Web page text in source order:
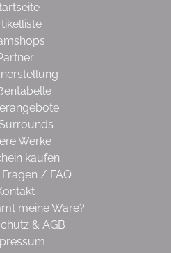
Werke
kaufen
/ FAQ
meine Ware?
& AGB